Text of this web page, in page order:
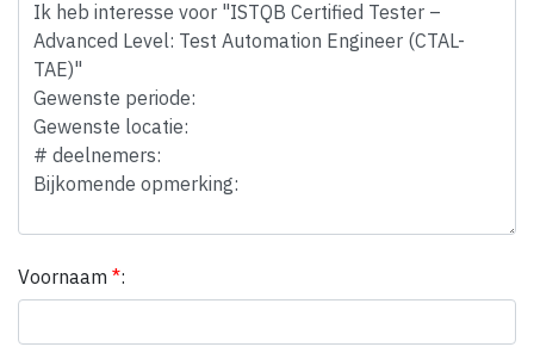
Voornaam *: